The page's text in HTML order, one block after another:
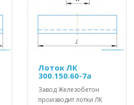
Лоток ЛК
300.150.60-7а
Завод Железобетон
производит лотки ЛК